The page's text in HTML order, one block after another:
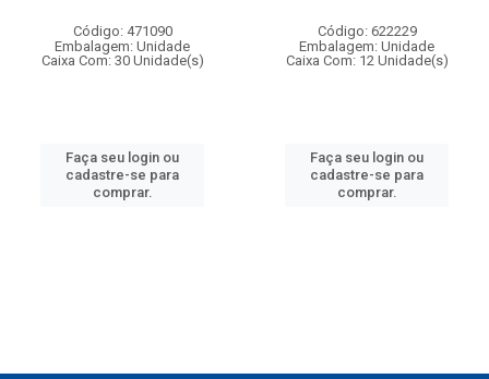
Código: 471090
Embalagem: Unidade
Caixa Com: 30 Unidade(s)
Faça seu login ou
cadastre-se para
comprar.
Código: 622229
Embalagem: Unidade
Caixa Com: 12 Unidade(s)
Faça seu login ou
cadastre-se para
comprar.